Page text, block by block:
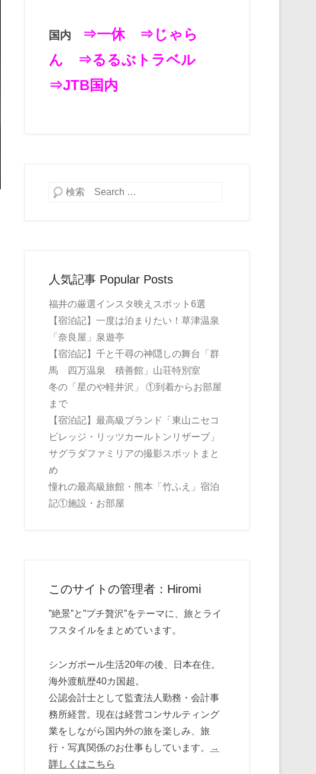
国内 ⇒一休
⇒じゃら
ん
⇒るるぶトラベル
⇒JTB国内
検索
人気記事 Popular Posts
福井の厳選インスタ映えスポット6選
【宿泊記】一度は泊まりたい！草津温泉
「奈良屋」泉遊亭
【宿泊記】千と千尋の神隠しの舞台「群
馬 四万温泉 積善館」山荘特別室
冬の「星のや軽井沢」 ①到着からお部屋
まで
【宿泊記】最高級ブランド「東山ニセコ
ビレッジ・リッツカールトンリザーブ」
サグラダファミリアの撮影スポットまと
め
憧れの最高級旅館・熊本「竹ふえ」宿泊
記①施設・お部屋
このサイトの管理者：Hiromi
”絶景”と”プチ贅沢”をテーマに、旅とライ
フスタイルをまとめています。
シンガポール生活20年の後、日本在住。
海外渡航歴40カ国超。
公認会計士として監査法人勤務・会計事
務所経営。現在は経営コンサルティング
業をしながら国内外の旅を楽しみ、旅
行・写真関係のお仕事もしています。
→
詳しくはこちら